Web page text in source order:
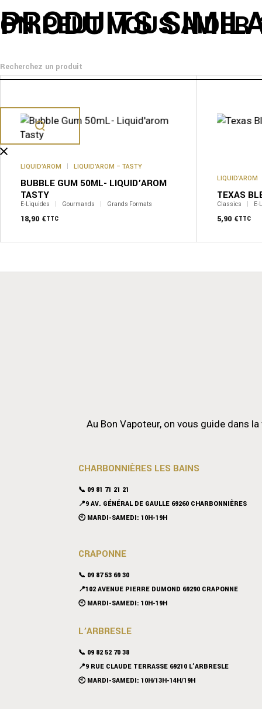
ON PEUT VOUS AIDER
PRODUITS
LIQUID’AROM LIQUID’AROM – TASTY
BUBBLE GUM 50ML- LIQUID’AROM
TASTY
E-Liquides Gourmands Grands Formats
18,90 €TTC
LIQUID’AROM
TEXAS
Classics E-
5,90 €TTC
Ce
variations.
page
produit
Au Bon Vapoteur, on vous guide dans
CHARBONNIÈRES LES BAINS
📞 09 81 71 21 21
📍9 AV. GÉNÉRAL DE GAULLE 69260 CHARBONNIÈRES
🕙 MARDI-SAMEDI: 10H-19H
CRAPONNE
📞 09 87 53 69 30
📍102 AVENUE PIERRE DUMOND 69290 CRAPONNE
🕙 MARDI-SAMEDI: 10H-19H
L’ARBRESLE
📞 09 82 52 70 38
📍9 RUE CLAUDE TERRASSE 69210 L’ARBRESLE
🕙 MARDI-SAMEDI: 10H/13H-14H/19H